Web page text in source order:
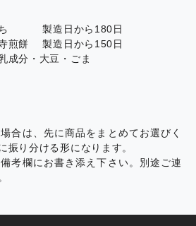
ち 製造日から180日
製造日から150日
成分・大豆・ごま
合は、先に商品をまとめてお選びく
振り分ける形になります。
考欄にお書き添え下さい。別途ご連